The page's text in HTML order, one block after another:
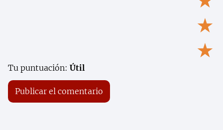
★
★
Tu puntuación: Útil